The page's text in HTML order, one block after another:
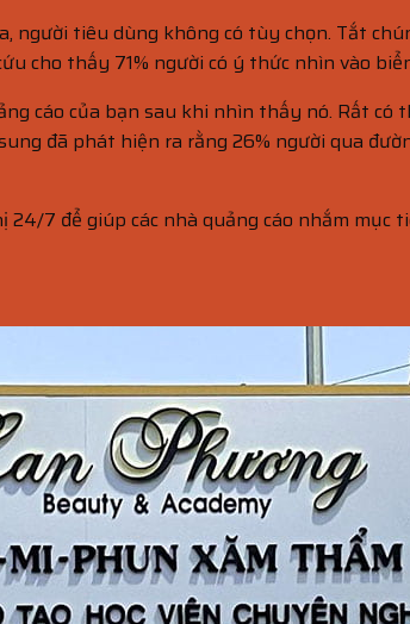
người tiêu dùng không có tùy chọn. Tắt
cho thấy 71% người có ý thức nhìn vào
cáo của bạn sau khi nhìn thấy nó. Rất
đã phát hiện ra rằng 26% người qua
7 để giúp các nhà quảng cáo nhắm mục